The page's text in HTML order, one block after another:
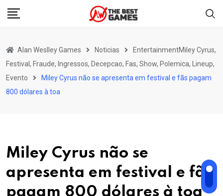
Skip
Alan Weslley Games Noticias
EntertainmentMiley Cyrus,
Festival, Fraude, Ingressos, Decepcao, Fas, Show, Polemica, Lineup,
Evento
Miley Cyrus não se apresenta em festival e fãs pagam
800 dólares à toa
Miley Cyrus não se
apresenta em festival e fãs
pagam 800 dólares à toa